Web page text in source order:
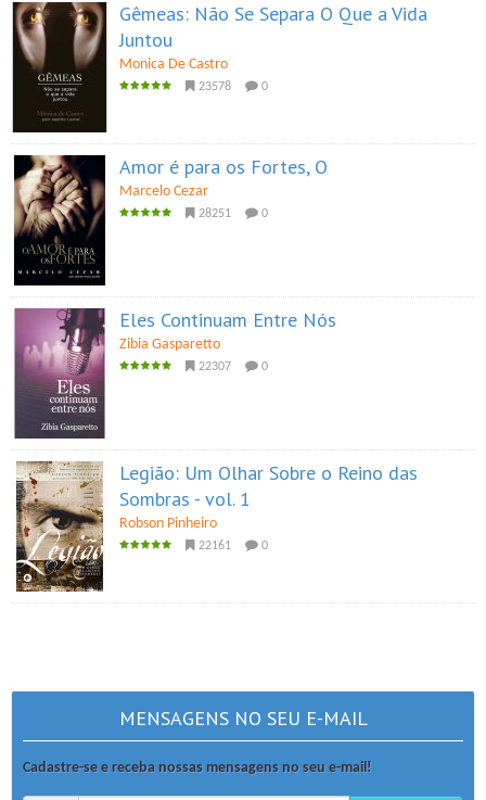
Gêmeas: Não Se Separa O Que a Vida
Juntou
Monica De Castro
23578 0
Amor é para os Fortes, O
Marcelo Cezar
28251 0
Eles Continuam Entre Nós
Zibia Gasparetto
22307 0
Legião: Um Olhar Sobre o Reino das
Sombras - vol. 1
Robson Pinheiro
22161 0
MENSAGENS NO SEU E-MAIL
Cadastre-se e receba nossas mensagens no seu e-mail!